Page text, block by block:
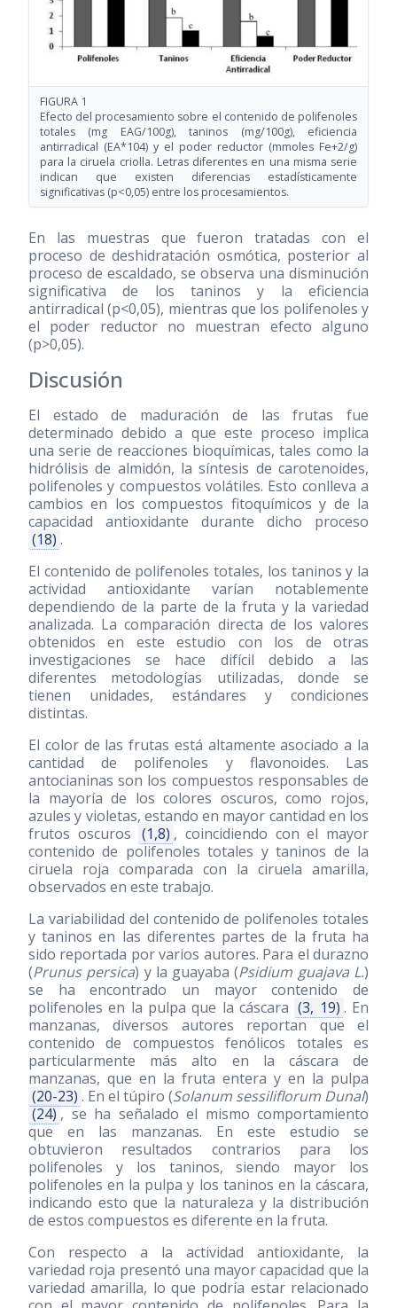
FIGURA 1
Efecto del procesamiento sobre el contenido de polifenoles
totales (mg EAG/100g), taninos (mg/100g), eficiencia
antirradical (EA*104) y el poder reductor (mmoles Fe+2/g)
para la ciruela criolla. Letras diferentes en una misma serie
indican que existen diferencias estadísticamente
significativas (p<0,05) entre los procesamientos.
En las muestras que fueron tratadas con el
proceso de deshidratación osmótica, posterior al
proceso de escaldado, se observa una disminución
significativa de los taninos y la eficiencia
antirradical (p<0,05), mientras que los polifenoles y
el poder reductor no muestran efecto alguno
(p>0,05).
Discusión
El estado de maduración de las frutas fue
determinado debido a que este proceso implica
una serie de reacciones bioquímicas, tales como la
hidrólisis de almidón, la síntesis de carotenoides,
polifenoles y compuestos volátiles. Esto conlleva a
cambios en los compuestos fitoquímicos y de la
capacidad antioxidante durante dicho proceso
(18) .
El contenido de polifenoles totales, los taninos y la
actividad antioxidante varían notablemente
dependiendo de la parte de la fruta y la variedad
analizada. La comparación directa de los valores
obtenidos en este estudio con los de otras
investigaciones se hace difícil debido a las
diferentes metodologías utilizadas, donde se
tienen unidades, estándares y condiciones
distintas.
El color de las frutas está altamente asociado a la
cantidad de polifenoles y flavonoides. Las
antocianinas son los compuestos responsables de
la mayoría de los colores oscuros, como rojos,
azules y violetas, estando en mayor cantidad en los
frutos oscuros
(1,8) , coincidiendo con el mayor
contenido de polifenoles totales y taninos de la
ciruela roja comparada con la ciruela amarilla,
observados en este trabajo.
La variabilidad del contenido de polifenoles totales
y taninos en las diferentes partes de la fruta ha
sido reportada por varios autores. Para el durazno
(Prunus persica) y la guayaba (Psidium guajava L.)
se ha encontrado un mayor contenido de
polifenoles en la pulpa que la cáscara (3, 19) . En
manzanas, diversos autores reportan que el
contenido de compuestos fenólicos totales es
particularmente más alto en la cáscara de
manzanas, que en la fruta entera y en la pulpa
(20-23) . En el túpiro (Solanum sessiliflorum Dunal)
(24) , se ha señalado el mismo comportamiento
que en las manzanas. En este estudio se
obtuvieron resultados contrarios para los
polifenoles y los taninos, siendo mayor los
polifenoles en la pulpa y los taninos en la cáscara,
indicando esto que la naturaleza y la distribución
de estos compuestos es diferente en la fruta.
Con respecto a la actividad antioxidante, la
variedad roja presentó una mayor capacidad que la
variedad amarilla, lo que podría estar relacionado